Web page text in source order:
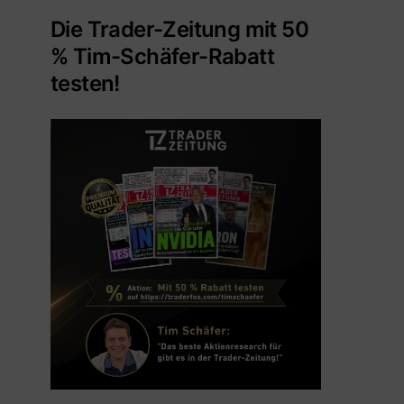
Die Trader-Zeitung mit 50
% Tim-Schäfer-Rabatt
testen!